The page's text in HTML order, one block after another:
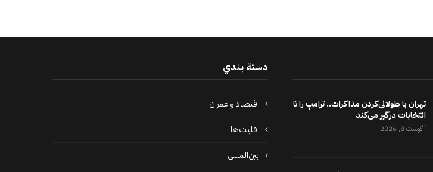
تهران با طولانی‌کردن مذاکرات.. ترامپ را تا
انتخابات درگیر می‌کند
آگوست 8, 2026
دستة بندي
اقتصاد و عمران
اقلیت‌ها
بین‌المللی